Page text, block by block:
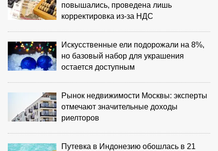
повышались, проведена лишь
корректировка из‑за НДС
Искусственные ели подорожали на 8%,
но базовый набор для украшения
остается доступным
Рынок недвижимости Москвы: эксперты
отмечают значительные доходы
риелторов
Путевка в Индонезию обошлась в 21